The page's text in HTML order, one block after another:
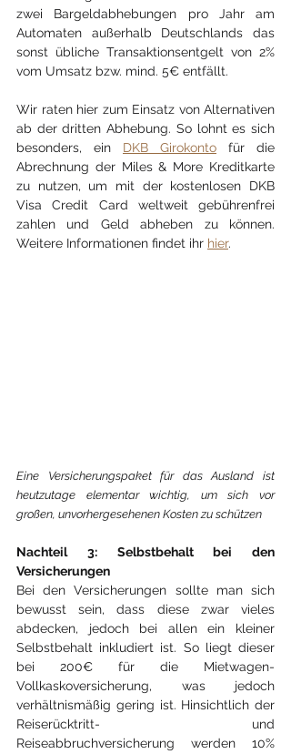
zwei Bargeldabhebungen pro Jahr am
Automaten außerhalb Deutschlands das
sonst übliche Transaktionsentgelt von 2%
vom Umsatz bzw. mind. 5€ entfällt.
Wir raten hier zum Einsatz von Alternativen
ab der dritten Abhebung. So lohnt es sich
besonders, ein DKB Girokonto für die
Abrechnung der Miles & More Kreditkarte
zu nutzen, um mit der kostenlosen DKB
Visa Credit Card weltweit gebührenfrei
zahlen und Geld abheben zu können.
Weitere Informationen findet ihr hier.
Eine Versicherungspaket für das Ausland ist
heutzutage elementar wichtig, um sich vor
großen, unvorhergesehenen Kosten zu schützen
Nachteil 3: Selbstbehalt bei den
Versicherungen
Bei den Versicherungen sollte man sich
bewusst sein, dass diese zwar vieles
abdecken, jedoch bei allen ein kleiner
Selbstbehalt inkludiert ist. So liegt dieser
bei 200€ für die Mietwagen-
Vollkaskoversicherung, was jedoch
verhältnismäßig gering ist. Hinsichtlich der
Reiserücktritt- und
Reiseabbruchversicherung werden 10%